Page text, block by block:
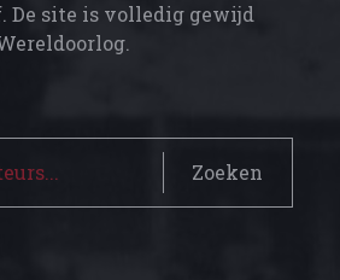
site is volledig gewijd
Zoeken